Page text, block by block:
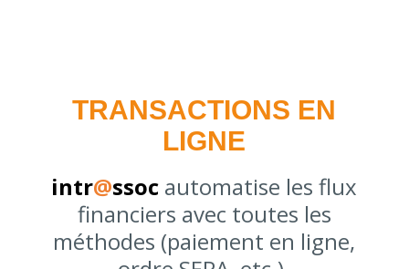
TRANSACTIONS EN
LIGNE
intr@ssoc automatise les flux
financiers avec toutes les
méthodes (paiement en ligne,